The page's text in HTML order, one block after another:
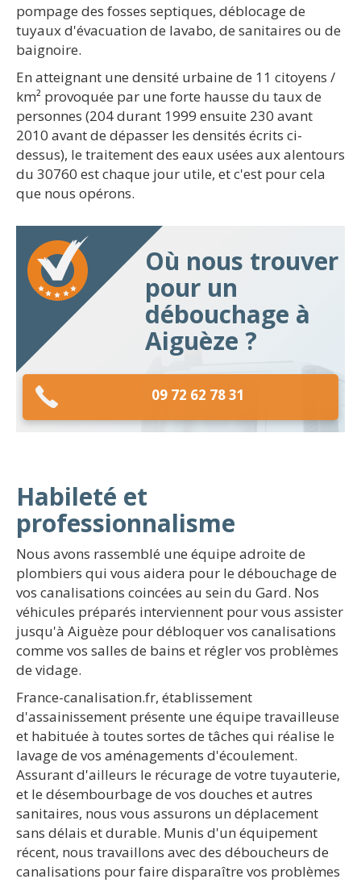
pompage des fosses septiques, déblocage de
tuyaux d'évacuation de lavabo, de sanitaires ou de
baignoire.
En atteignant une densité urbaine de 11 citoyens /
km² provoquée par une forte hausse du taux de
personnes (204 durant 1999 ensuite 230 avant
2010 avant de dépasser les densités écrits ci-
dessus), le traitement des eaux usées aux alentours
du 30760 est chaque jour utile, et c'est pour cela
que nous opérons.
Où nous trouver
pour un
débouchage à
Aiguèze ?
09 72 62 78 31
Habileté et
professionnalisme
Nous avons rassemblé une équipe adroite de
plombiers qui vous aidera pour le débouchage de
vos canalisations coincées au sein du Gard. Nos
véhicules préparés interviennent pour vous assister
jusqu'à Aiguèze pour débloquer vos canalisations
comme vos salles de bains et régler vos problèmes
de vidage.
France-canalisation.fr, établissement
d'assainissement présente une équipe travailleuse
et habituée à toutes sortes de tâches qui réalise le
lavage de vos aménagements d'écoulement.
Assurant d'ailleurs le récurage de votre tuyauterie,
et le désembourbage de vos douches et autres
sanitaires, nous vous assurons un déplacement
sans délais et durable. Munis d'un équipement
récent, nous travaillons avec des déboucheurs de
canalisations pour faire disparaître vos problèmes